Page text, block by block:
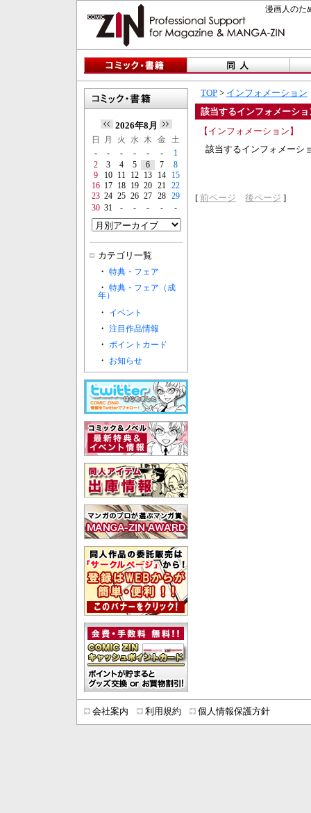
漫画人のた
2026年8月
日 月 火 水 木 金
土
-
- - - - -
1
2
3 4 5 6 7
8
9
10 11 12 13 14
15
16 17 18 19 20 21
22
23 24 25 26 27 28
29
30 31 - - - - -
カテゴリ一覧
・ 特典・フェア
・ 特典・フェア（成
年）
・
イベント
・ 注目作品情報
・ ポイントカード
・ お知らせ
TOP > インフォメーション
該当するインフォメーシ
【インフォメーション】
該当するインフォメーシ
[ 前ページ 後ページ ]
会社案内 利用規約 個人情報保護方針